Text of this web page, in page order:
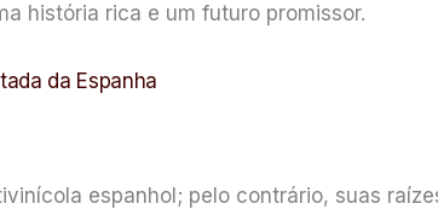
história rica e um futuro promissor.
da Espanha
espanhol; pelo contrário, suas